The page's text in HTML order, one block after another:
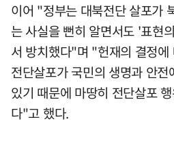
이어 "정부는 대북전단 살포가
는 사실을 뻔히 알면서도 '표현
서 방치했다"며 "헌재의 결정
전단살포가 국민의 생명과 안
있기 때문에 마땅히 전단살포
다"고 했다.